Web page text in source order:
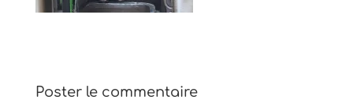
Poster le commentaire